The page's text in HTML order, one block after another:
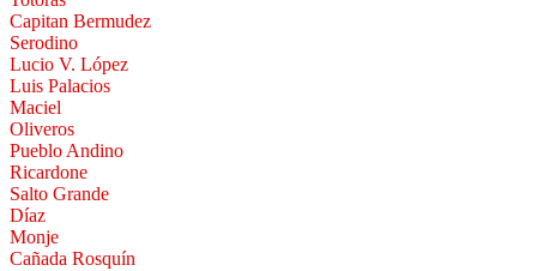
Capitan Bermudez
Serodino
Lucio V. López
Luis Palacios
Maciel
Oliveros
Pueblo Andino
Ricardone
Salto Grande
Díaz
Monje
Cañada Rosquín